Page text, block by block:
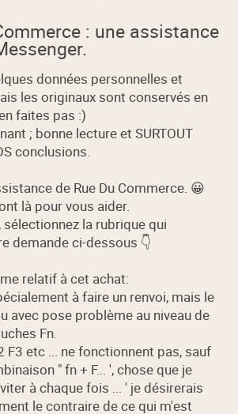
: une assistance
données personnelles et
les originaux sont conservés en
faites pas :)
; bonne lecture et SURTOUT
conclusions.
de Rue Du Commerce. 😀
là pour vous aider.
la rubrique qui
demande ci-dessous 👇
relatif à cet achat:
à faire un renvoi, mais le
avec pose problème au niveau de
Fn.
F3 etc ... ne fonctionnent pas, sauf
" fn + F... ', chose que je
à chaque fois ... ' je désirerais
le contraire de ce qui m'est